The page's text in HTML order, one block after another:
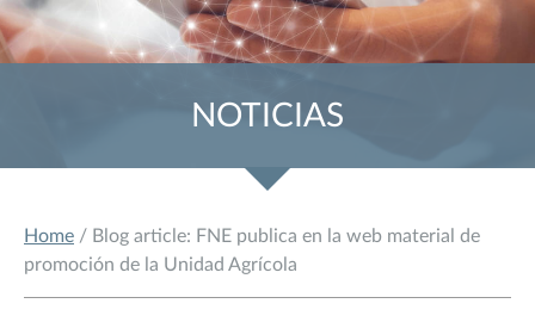
NOTICIAS
Home / Blog article: FNE publica en la web material de
promoción de la Unidad Agrícola